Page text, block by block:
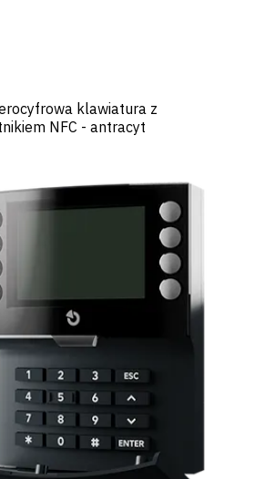
klawiatura z
NFC - antracyt